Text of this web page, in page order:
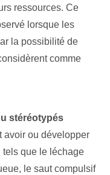
ressources. Ce
lorsque les
la possibilité de
comme
stéréotypés
avoir ou développer
tels que le léchage
le saut compulsif